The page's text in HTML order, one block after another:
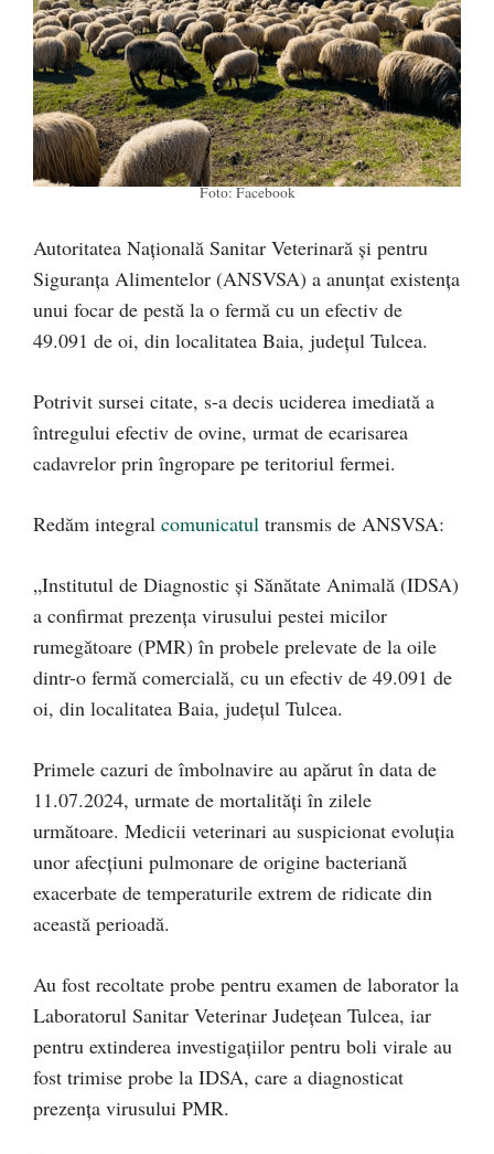
Foto: Facebook
Autoritatea Națională Sanitar Veterinară și pentru
Siguranța Alimentelor (ANSVSA) a anunțat existența
unui focar de pestă la o fermă cu un efectiv de
49.091 de oi, din localitatea Baia, județul Tulcea.
Potrivit sursei citate, s-a decis uciderea imediată a
întregului efectiv de ovine, urmat de ecarisarea
cadavrelor prin îngropare pe teritoriul fermei.
Redăm integral comunicatul transmis de ANSVSA:
„Institutul de Diagnostic şi Sănătate Animală (IDSA)
a confirmat prezența virusului pestei micilor
rumegătoare (PMR) în probele prelevate de la oile
dintr-o fermă comercială, cu un efectiv de 49.091 de
oi, din localitatea Baia, județul Tulcea.
Primele cazuri de îmbolnavire au apărut în data de
11.07.2024, urmate de mortalități în zilele
următoare. Medicii veterinari au suspicionat evoluția
unor afecțiuni pulmonare de origine bacteriană
exacerbate de temperaturile extrem de ridicate din
această perioadă.
Au fost recoltate probe pentru examen de laborator la
Laboratorul Sanitar Veterinar Județean Tulcea, iar
pentru extinderea investigațiilor pentru boli virale au
fost trimise probe la IDSA, care a diagnosticat
prezența virusului PMR.